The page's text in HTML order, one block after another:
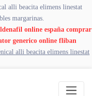
alli beacita elimens linestat
margarinas.
online españa comprar
generico online fliban
alli beacita elimens linestat